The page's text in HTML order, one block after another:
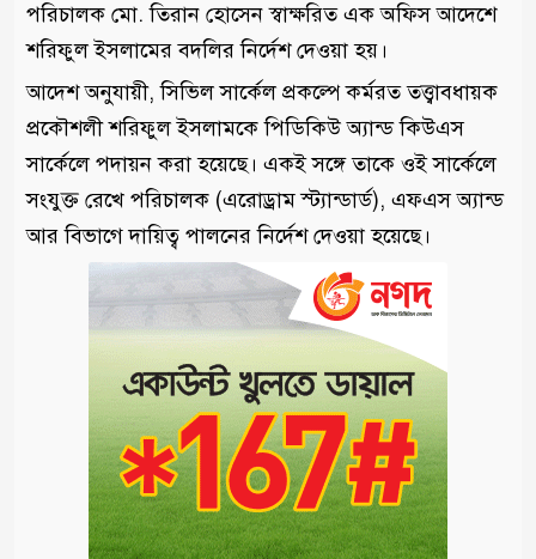
পরিচালক মো. তিরান হোসেন স্বাক্ষরিত এক অফিস আদেশে
শরিফুল ইসলামের বদলির নির্দেশ দেওয়া হয়।
আদেশ অনুযায়ী, সিভিল সার্কেল প্রকল্পে কর্মরত তত্ত্বাবধায়ক
প্রকৌশলী শরিফুল ইসলামকে পিডিকিউ অ্যান্ড কিউএস
সার্কেলে পদায়ন করা হয়েছে। একই সঙ্গে তাকে ওই সার্কেলে
সংযুক্ত রেখে পরিচালক (এরোড্রাম স্ট্যান্ডার্ড), এফএস অ্যান্ড
আর বিভাগে দায়িত্ব পালনের নির্দেশ দেওয়া হয়েছে।